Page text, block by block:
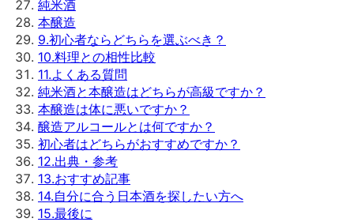
純米酒
本醸造
9.初心者ならどちらを選ぶべき？
10.料理との相性比較
11.よくある質問
純米酒と本醸造はどちらが高級ですか？
本醸造は体に悪いですか？
醸造アルコールとは何ですか？
初心者はどちらがおすすめですか？
12.出典・参考
13.おすすめ記事
14.自分に合う日本酒を探したい方へ
15.最後に